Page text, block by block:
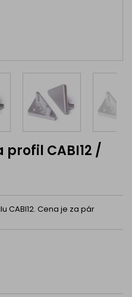
CABI12 /
CABI12. Cena je za pár